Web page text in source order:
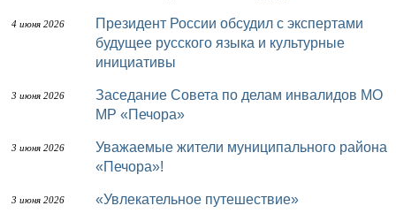
4 июня 2026
Президент России обсудил с экспертами
будущее русского языка и культурные
инициативы
3 июня 2026
Заседание Совета по делам инвалидов МО
МР «Печора»
3 июня 2026
Уважаемые жители муниципального района
«Печора»!
3 июня 2026 «Увлекательное путешествие»